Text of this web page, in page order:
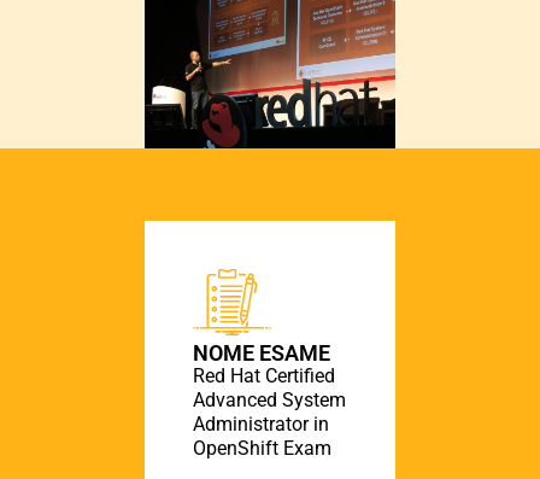
NOME ESAME
Red Hat Certified
Advanced System
Administrator in
OpenShift Exam